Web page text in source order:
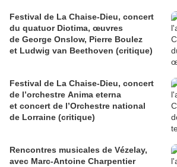
Festival de La Chaise-Dieu, concert
du quatuor Diotima, œuvres
de George Onslow, Pierre Boulez
et Ludwig van Beethoven (critique)
Festival de La Chaise-Dieu, concert
de l’orchestre Anima eterna
et concert de l’Orchestre national
de Lorraine (critique)
Rencontres musicales de Vézelay,
avec Marc-Antoine Charpentier